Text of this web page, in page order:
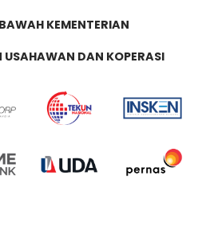
KEMENTERIAN
USAHAWAN DAN KOPERASI